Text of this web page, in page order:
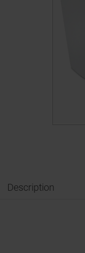
Description